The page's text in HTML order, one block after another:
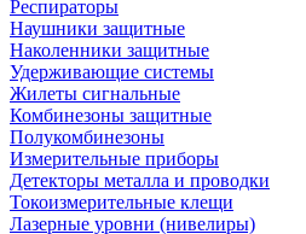
Респираторы
Наушники защитные
Наколенники защитные
Удерживающие системы
Жилеты сигнальные
Комбинезоны защитные
Полукомбинезоны
Измерительные приборы
Детекторы металла и проводки
Токоизмерительные клещи
Лазерные уровни (нивелиры)